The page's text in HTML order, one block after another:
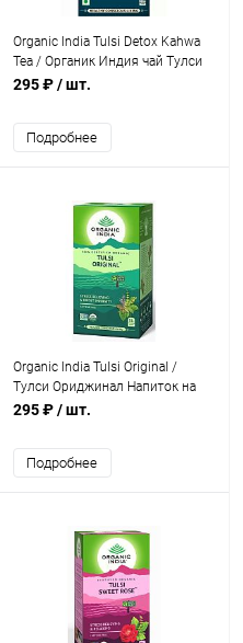
Organic India Tulsi Detox Kahwa
Tea / Органик Индия чай Тулси
Детокс Кахва 25 Чайные
295 ₽/ шт.
Подробнее
Organic India Tulsi Original /
Тулси Ориджинал Напиток на
Основе Листьев Священного
295 ₽/ шт.
Подробнее